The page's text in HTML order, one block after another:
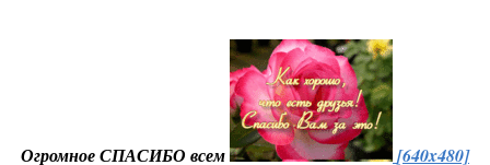
Огромное СПАСИБО всем
[640x480]